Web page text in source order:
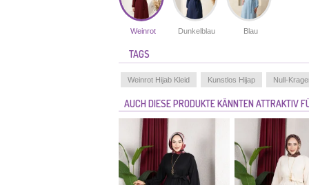
Weinrot Dunkelblau Blau
TAGS
Weinrot Hijab Kleid Kunstlos Hijap Null-
AUCH DIESE PRODUKTE KÄNNTEN ATTRAKTIV